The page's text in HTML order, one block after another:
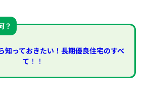
？
知っておきたい！長期優良住宅のすべ
て ！！